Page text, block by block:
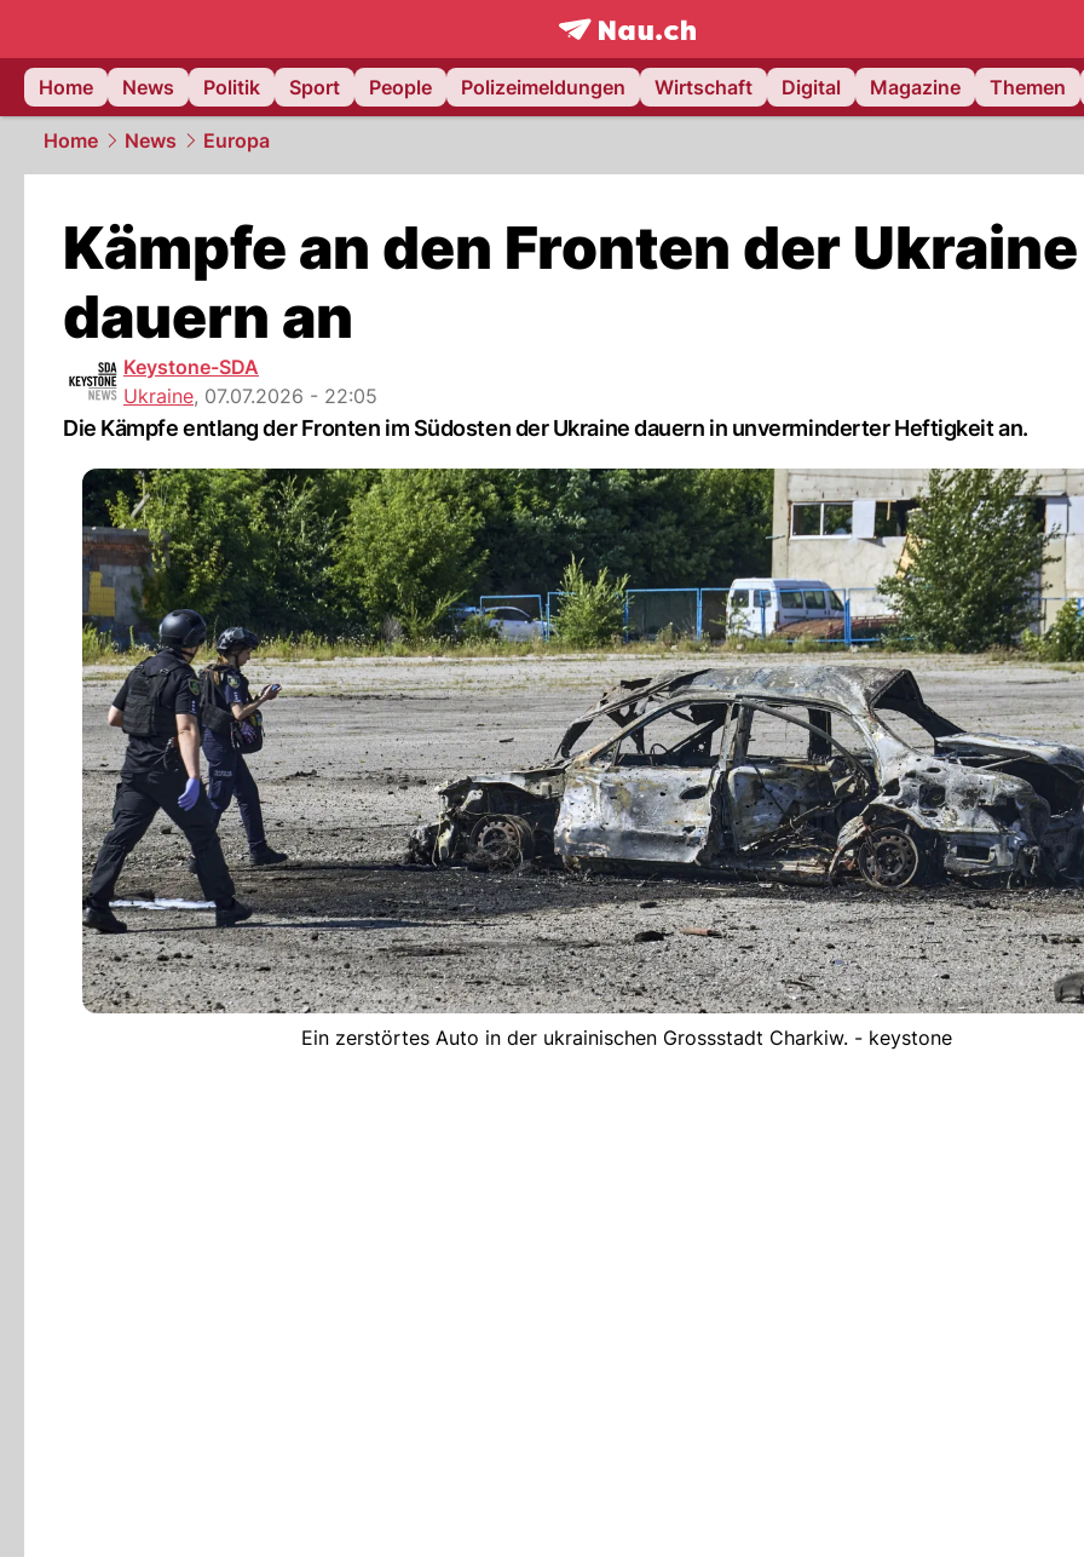
frontpage.NAU.ch
Home
News Politik Sport People Polizeimeldungen Wirtschaft Digital Magazine Themen
Home News Europa
Kämpfe an den Fronten der Ukraine
dauern an
Keystone-SDA
Ukraine, 07.07.2026 - 22:05
Die Kämpfe entlang der Fronten im Südosten der Ukraine dauern in unverminderter Heftigkeit an.
Ein zerstörtes Auto in der ukrainischen Grossstadt Charkiw. - keystone